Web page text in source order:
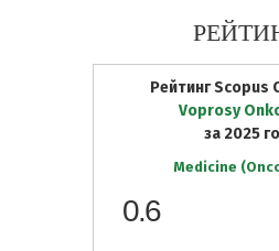
Рейтинг Scopus
Voprosy
за 2025
Medicine
0.6